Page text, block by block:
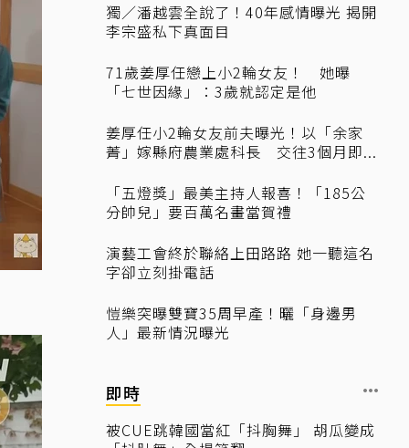
獨／潘越雲全說了！40年感情曝光 揭開
李宗盛私下真面目
71歲姜厚任戀上小2輪女友！ 她曝
「七世因緣」：3歲就認定是他
姜厚任小2輪女友前夫曝光！以「余家
菁」嫁縣府農業處科長 交往3個月即...
「五燈獎」最美主持人報喜！「185公
分帥兒」要百萬名畫當賀禮
演藝工會終於聯絡上田路路 她一聽這名
字卻立刻掛電話
愷樂突曝雙寶35周早產！曬「身邊男
人」最新情況曝光
即時
被CUE跳韓國當紅「抖胸舞」 胡瓜變成